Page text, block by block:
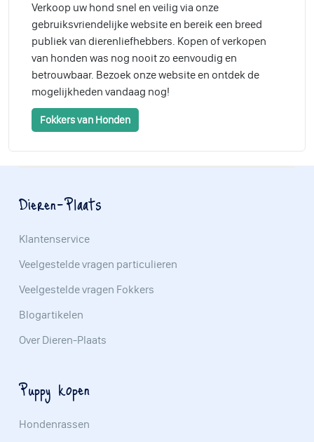
Verkoop uw hond snel en veilig via onze
gebruiksvriendelijke website en bereik een breed
publiek van dierenliefhebbers. Kopen of verkopen
van honden was nog nooit zo eenvoudig en
betrouwbaar. Bezoek onze website en ontdek de
mogelijkheden vandaag nog!
Fokkers van Honden
Dieren-Plaats
Klantenservice
Veelgestelde vragen particulieren
Veelgestelde vragen Fokkers
Blogartikelen
Over Dieren-Plaats
Puppy kopen
Hondenrassen